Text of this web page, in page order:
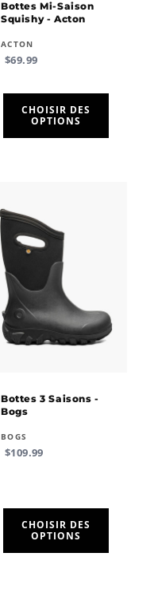
Bottes Mi-Saison
Squishy - Acton
Fournisseur :
ACTON
Prix
$69.99
CHOISIR DES
OPTIONS
Bottes 3 Saisons -
Bogs
Fournisseur :
BOGS
Prix
$109.99
CHOISIR DES
OPTIONS